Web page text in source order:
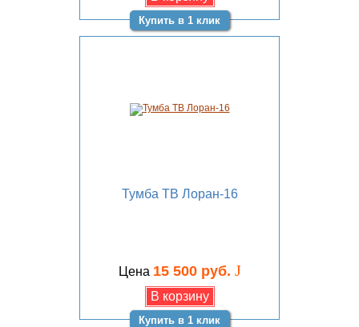
Купить в 1 клик
Тумба ТВ Лоран-16
Цена 15 500 руб. J
Купить в 1 клик